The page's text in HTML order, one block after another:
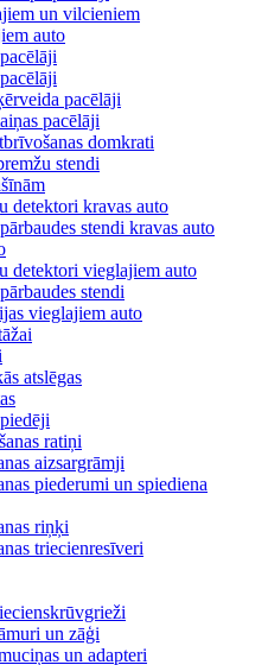
un vilcieniem
auto
pacēlāji
pacēlāji
domkrati
stendi
detektori kravas auto
stendi kravas auto
detektori vieglajiem auto
stendi
vieglajiem auto
atslēgas
ratiņi
aizsargrāmji
piederumi un spiediena
riņķi
triecienresīveri
un zāģi
un adapteri